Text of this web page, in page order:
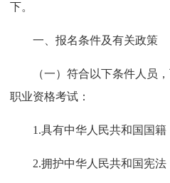
下。
一、报名条件及有关政策
（一）符合以下条件人员
职业资格考试：
1.具有中华人民共和国国籍
2.拥护中华人民共和国宪法